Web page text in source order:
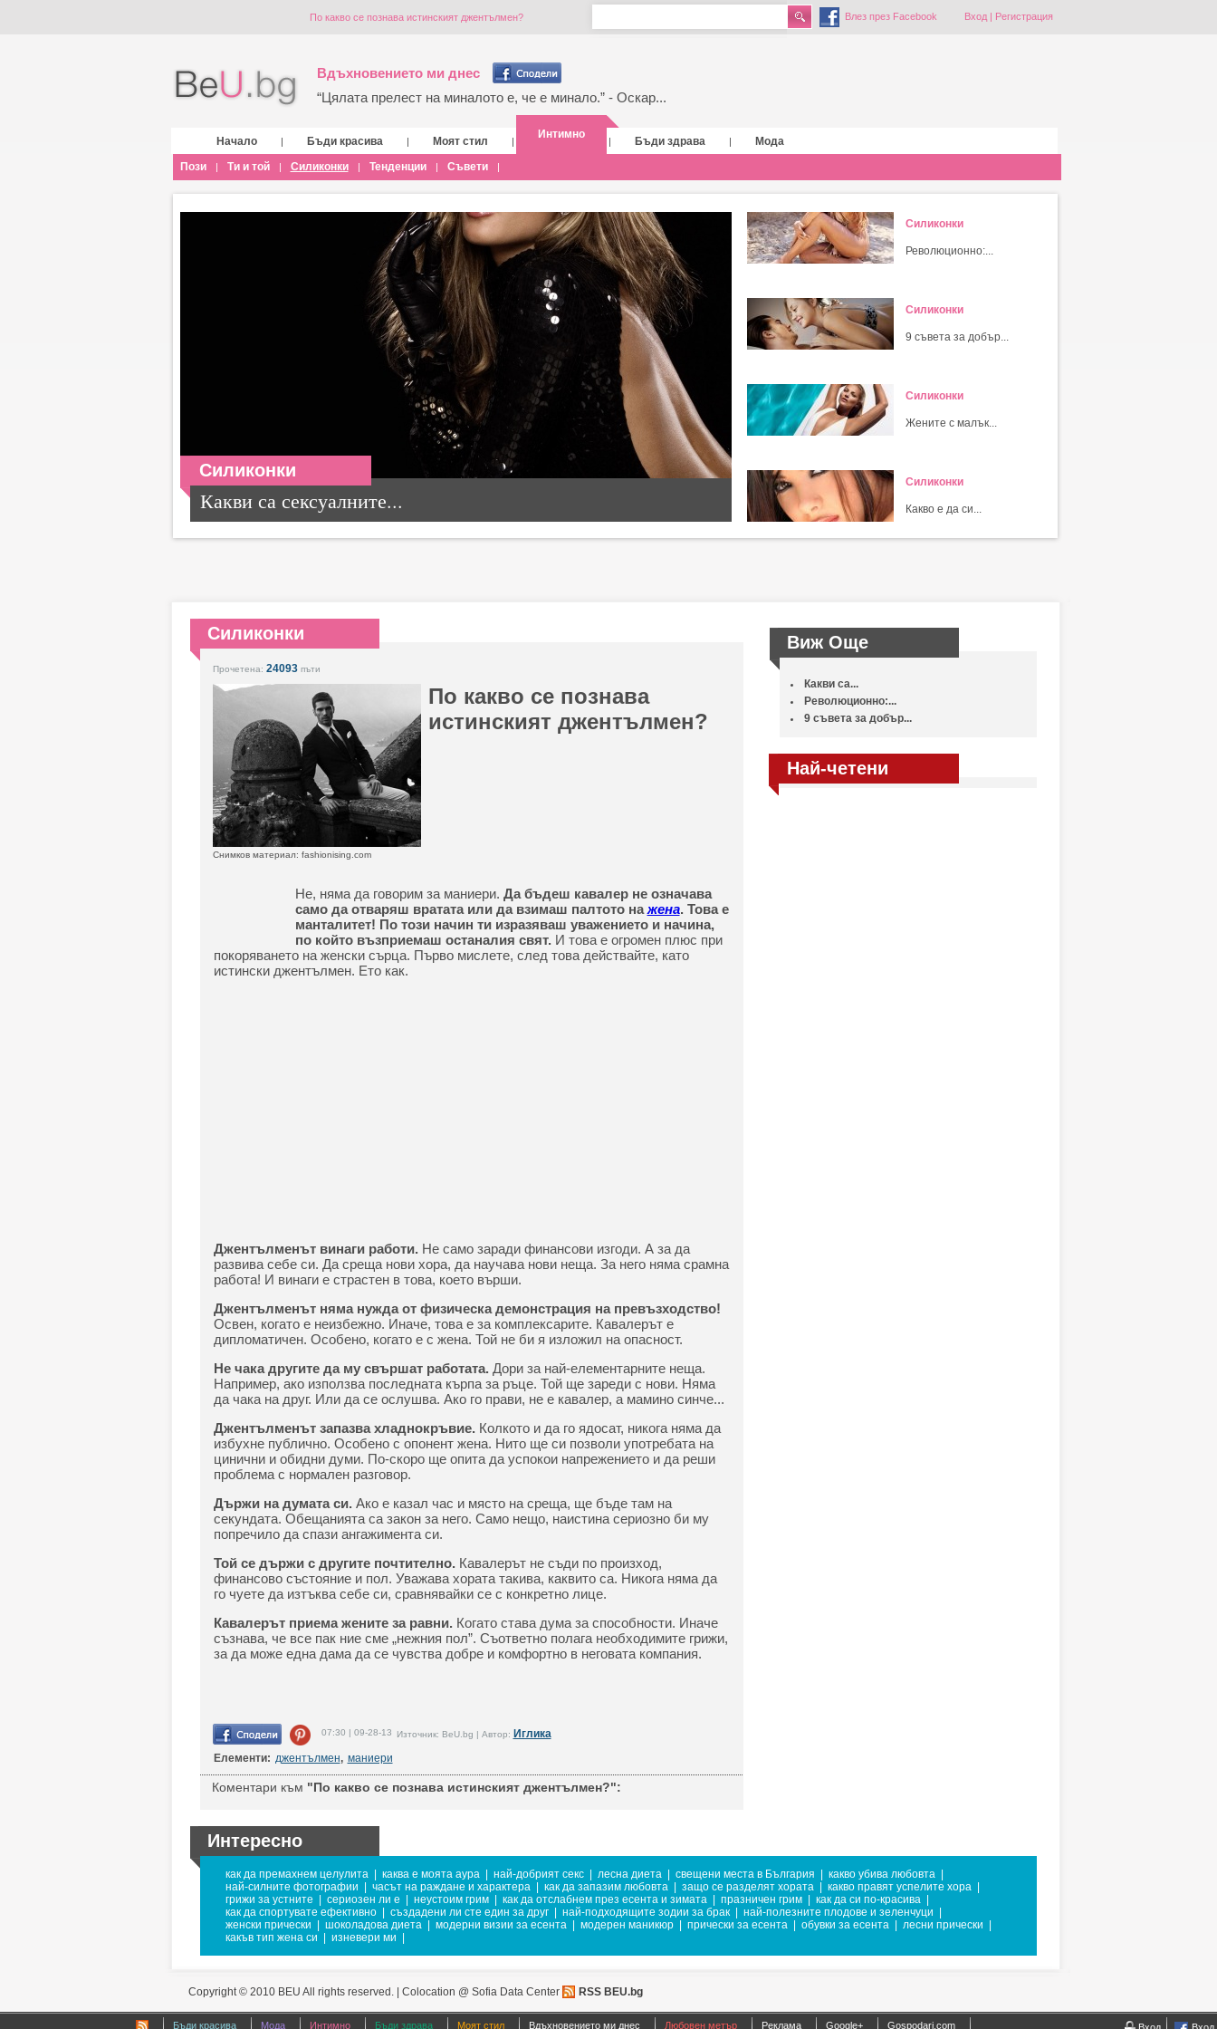
По какво се познава истинският джентълмен? Влез през Facebook Вход| Регистрация
Вдъхновението ми днес
“Цялата прелест на миналото е, че е минало.” - Оскар...
Начало | Бъди красива | Моят стил |
Интимно
| Бъди здрава |
Мода
Пози
| Ти и той | Силиконки | Тенденции | Съвети |
Силиконки
Какви са сексуалните...
Силиконки
Революционно:...
Силиконки
9 съвета за добър...
Силиконки
Жените с малък...
Силиконки
Какво е да си...
Силиконки
Прочетена: 24093пъти
По какво се познава
истинският джентълмен?
Снимков материал: fashionising.com
Не, няма да говорим за маниери. Да бъдеш кавалер не означава
само да отваряш вратата или да взимаш палтото нажена. Това е
манталитет! По този начин ти изразяваш уважението и начина,
по който възприемаш останалия свят.И това е огромен плюс при
покоряването на женски сърца. Първо мислете, след това действайте, като
истински джентълмен. Ето как.
Джентълменът винаги работи. Не само заради финансови изгоди. А за да
развива себе си. Да среща нови хора, да научава нови неща. За него няма срамна
работа! И винаги е страстен в това, което върши.
Джентълменът няма нужда от физическа демонстрация на превъзходство!
Освен, когато е неизбежно. Иначе, това е за комплексарите. Кавалерът е
дипломатичен. Особено, когато е с жена. Той не би я изложил на опасност.
Не чака другите да му свършат работата.Дори за най-елементарните неща.
Например, ако използва последната кърпа за ръце. Той ще зареди с нови. Няма
да чака на друг. Или да се ослушва. Ако го прави, не е кавалер, а мамино синче...
Джентълменът запазва хладнокръвие.Колкото и да го ядосат, никога няма да
избухне публично. Особено с опонент жена. Нито ще си позволи употребата на
цинични и обидни думи. По-скоро ще опита да успокои напрежението и да реши
проблема с нормален разговор.
Държи на думата си.Ако е казал час и място на среща, ще бъде там на
секундата. Обещанията са закон за него. Само нещо, наистина сериозно би му
попречило да спази ангажимента си.
Той се държи с другите почтително. Кавалерът не съди по произход,
финансово състояние и пол. Уважава хората такива, каквито са. Никога няма да
го чуете да изтъква себе си, сравнявайки се с конкретно лице.
Кавалерът приема жените за равни.Когато става дума за способности. Иначе
съзнава, че все пак ние сме „нежния пол”. Съответно полага необходимите грижи,
за да може една дама да се чувства добре и комфортно в неговата компания.
07:30 | 09-28-13 Източник: BeU.bg | Автор: Иглика
Елементи: джентълмен, маниери
Коментари към "По какво се познава истинският джентълмен?":
Виж Още
Какви са...
Революционно:...
9 съвета за добър...
Най-четени
Интересно
как да премахнем целулита каква е моята аура най-добрият секс лесна диета свещени места в България какво убива любовта
най-силните фотографии
часът на раждане и характера как да запазим любовта защо се разделят хората какво правят успелите хора
грижи за устните
сериозен ли е неустоим грим как да отслабнем през есента и зимата празничен грим как да си по-красива
как да спортувате ефективно
създадени ли сте един за друг най-подходящите зодии за брак най-полезните плодове и зеленчуци
женски прически
шоколадова диета модерни визии за есента модерен маникюр прически за есента обувки за есента лесни прически
какъв тип жена си
изневери ми
Copyright © 2010 BEU All rights reserved. | Colocation @ Sofia Data Center RSS BEU.bg
Бъди красива Мода Интимно Бъди здрава Моят стил Вдъхновението ми днес Любовен метър Реклама Google+ Gospodari.com